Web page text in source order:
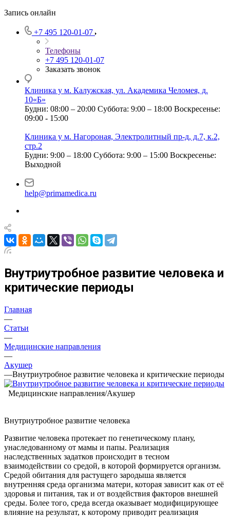
Запись онлайн
+7 495 120-01-07
Телефоны
+7 495 120-01-07
Заказать звонок
Клиника у м. Калужская, ул. Академика Челомея, д.
10«Б»
Будни: 08:00 – 20:00 Суббота: 9:00 – 18:00 Воскресенье:
09:00 - 15:00
Клиника у м. Нагороная, Электролитный пр-д, д.7, к.2,
стр.2
Будни: 9:00 – 18:00 Суббота: 9:00 – 15:00 Воскресенье:
Выходной
help@primamedica.ru
Внутриутробное развитие человека и
критические периоды
Главная
—
Статьи
—
Медицинские направления
—
Акушер
—Внутриутробное развитие человека и критические периоды
Медицинские направления/Акушер
Внутриутробное развитие человека
Развитие человека протекает по генетическому плану,
унаследованному от мамы и папы. Реализация
наследственных задатков происходит в тесном
взаимодействии со средой, в которой формируется организм.
Средой обитания для растущего зародыша является
внутренняя среда организма матери, которая зависит как от её
здоровья и питания, так и от воздействия факторов внешней
среды. Более того, среда всегда оказывает модифицирующее
влияние на результат, к которому приводит реализация